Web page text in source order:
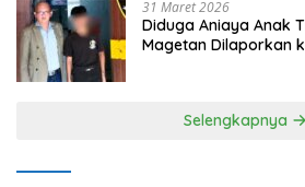
31 Maret 2026
Diduga Aniaya Anak
Magetan Dilaporkan
Selengkapnya